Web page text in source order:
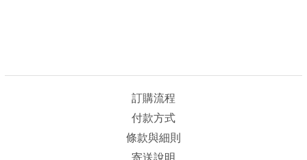
訂購流程
付款方式
條款與細則